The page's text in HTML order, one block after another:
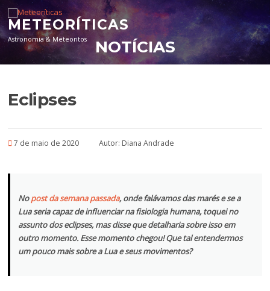
Pular para o conteúdo
METEORÍTICAS
Astronomia & Meteoritos NOTÍCIAS
Eclipses
7 de maio de 2020 Autor: Diana Andrade
Nopost da semana passada, onde falávamos das marés e se a
Lua seria capaz de influenciar na fisiologia humana, toquei no
assunto dos eclipses, mas disse que detalharia sobre isso em
outro momento. Esse momento chegou! Que tal entendermos
um pouco mais sobre a Lua e seus movimentos?